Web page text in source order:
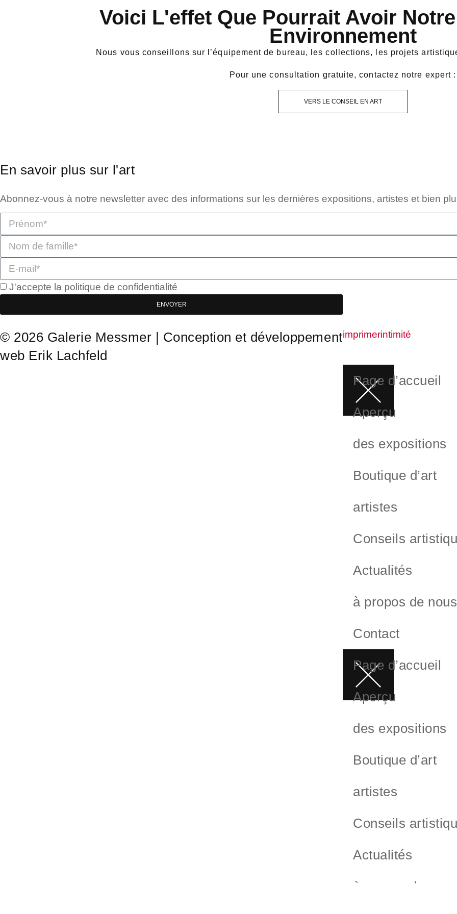
Voici L'effet Que Pourrait Avoir
Environnement
Nous vous conseillons sur l’équipement de bureau, les collections, les projets
Pour une consultation gratuite, contactez notre expert :
VERS LE CONSEIL EN ART
En savoir plus sur l'art
Abonnez-vous à notre newsletter avec des informations sur les dernières expositions, artistes et bien
J'accepte la politique de confidentialité
ENVOYER
© 2026 Galerie Messmer | Conception et développement
web Erik Lachfeld
imprimerintimité
Page d’accueil
Aperçu
des expositions
Boutique d’art
artistes
Conseils
Actualités
à propos de nous
Contact
Page d’accueil
Aperçu
des expositions
Boutique d’art
artistes
Conseils
Actualités
à propos de nous